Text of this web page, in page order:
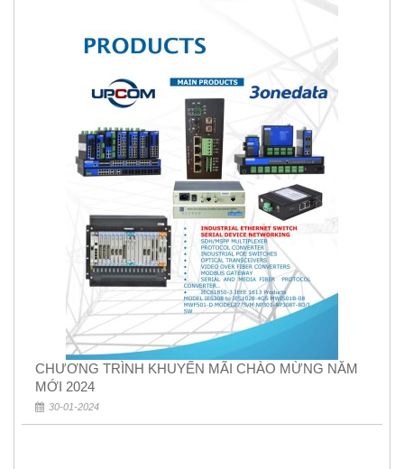
CHƯƠNG TRÌNH KHUYẾN MÃI CHÀO MỪNG NĂM
MỚI 2024
30-01-2024